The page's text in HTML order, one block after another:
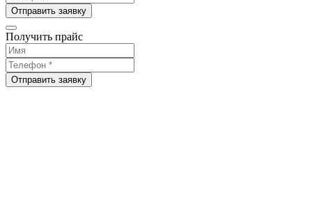
Отправить заявку
Получить прайс
Отправить заявку